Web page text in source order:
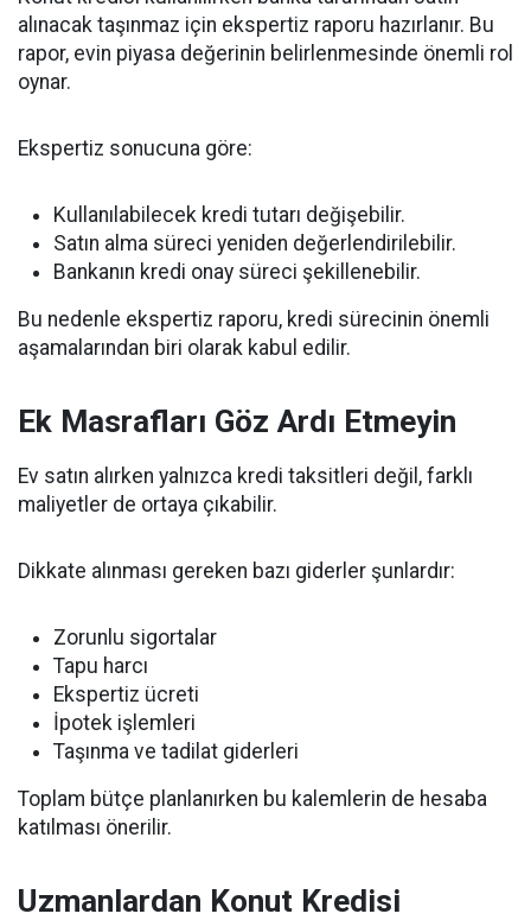
alınacak taşınmaz için ekspertiz raporu hazırlanır. Bu
rapor, evin piyasa değerinin belirlenmesinde önemli rol
oynar.
Ekspertiz sonucuna göre:
Kullanılabilecek kredi tutarı değişebilir.
Satın alma süreci yeniden değerlendirilebilir.
Bankanın kredi onay süreci şekillenebilir.
Bu nedenle ekspertiz raporu, kredi sürecinin önemli
aşamalarından biri olarak kabul edilir.
Ek Masrafları Göz Ardı Etmeyin
Ev satın alırken yalnızca kredi taksitleri değil, farklı
maliyetler de ortaya çıkabilir.
Dikkate alınması gereken bazı giderler şunlardır:
Zorunlu sigortalar
Tapu harcı
Ekspertiz ücreti
İpotek işlemleri
Taşınma ve tadilat giderleri
Toplam bütçe planlanırken bu kalemlerin de hesaba
katılması önerilir.
Uzmanlardan Konut Kredisi